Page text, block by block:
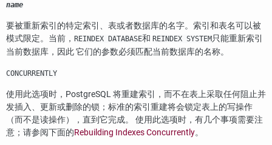
name
要被重新索引的特定索引、表或者数据库的名字。索引和表名可以被
模式限定。当前， REINDEX DATABASE和 REINDEX SYSTEM只能重新索引
当前数据库，因此 它们的参数必须匹配当前数据库的名称。
CONCURRENTLY
使用此选项时， PostgreSQL将重建索引，而不在表上采取任何阻止并
发插入、更新或删除的锁；标准的索引重建将会锁定表上的写操作
（而不是读操作），直到它完成。 使用此选项时，有几个事项需要注
意；请参阅下面的Rebuilding Indexes Concurrently。